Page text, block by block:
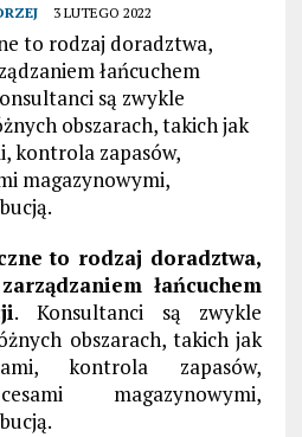
3 LUTEGO 2022
to rodzaj doradztwa,
łańcuchem
są zwykle
obszarach, takich jak
kontrola zapasów,
magazynowymi,
to rodzaj doradztwa,
łańcuchem
. Konsultanci są zwykle
obszarach, takich jak
kontrola zapasów,
magazynowymi,